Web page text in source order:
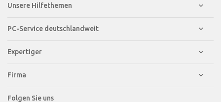
Unsere Hilfethemen
PC-Service deutschlandweit
Expertiger
Firma
Folgen Sie uns